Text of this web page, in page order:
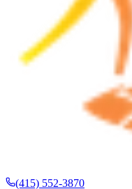
(415) 552-3870